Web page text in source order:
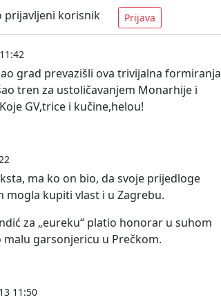
prijavljeni korisnik Prijava
grad prevazišli ova trivijalna formiranja
tren za ustoličavanjem Monarhije i
GV,trice i kučine,helou!
ma ko on bio, da svoje prijedloge
mogla kupiti vlast i u Zagrebu.
za „eureku“ platio honorar u suhom
garsonjericu u Prečkom.
11:50